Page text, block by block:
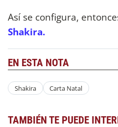
Así se configura,
Shakira.
EN ESTA NOTA
Shakira Carta Natal
TAMBIÉN TE PUEDE